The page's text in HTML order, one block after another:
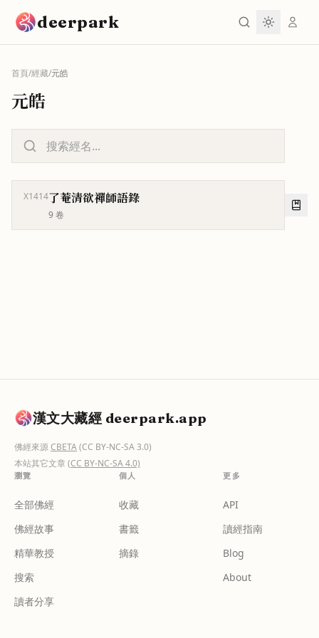
deerpark
首頁/經藏/元皓
元皓
X1414了菴清欲禪師語錄
9卷
漢文大藏經 deerpark.app
佛經來源CBETA(CC BY-NC-SA 3.0)
本站其它文章(CC BY-NC-SA 4.0)
瀏覽
全部佛經
佛經故事
精華教授
搜索
讀者分享
個人
收藏
書籤
摘錄
更多
API
讀經指南
Blog
About